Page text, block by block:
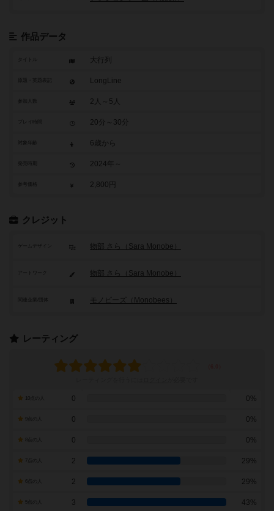
作品データ
タイトル 大行列
原題・英題表記 LongLine
参加人数 2人～5人
20分～30分
対象年齢 6歳から
2024年～
参考価格 2,800円
クレジット
ゲームデザイン 物部 さら（Sara Monobe）
アートワーク 物部 さら（Sara Monobe）
モノビーズ（Monobees）
レーティング
0 0%
9点の人 0 0%
0 0%
7点の人 2 29%
2 29%
3 43%